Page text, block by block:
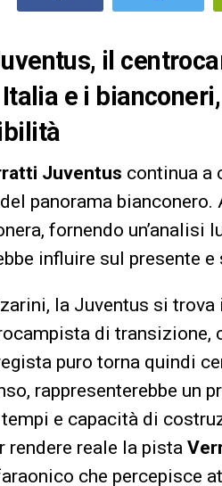
il
e i
Juventus continua a
panorama
fornendo
influire sul presente
la Juventus si
di transizione,
puro torna quindi
rappresenterebbe un
e capacità di
rendere reale la pista
che percepisce